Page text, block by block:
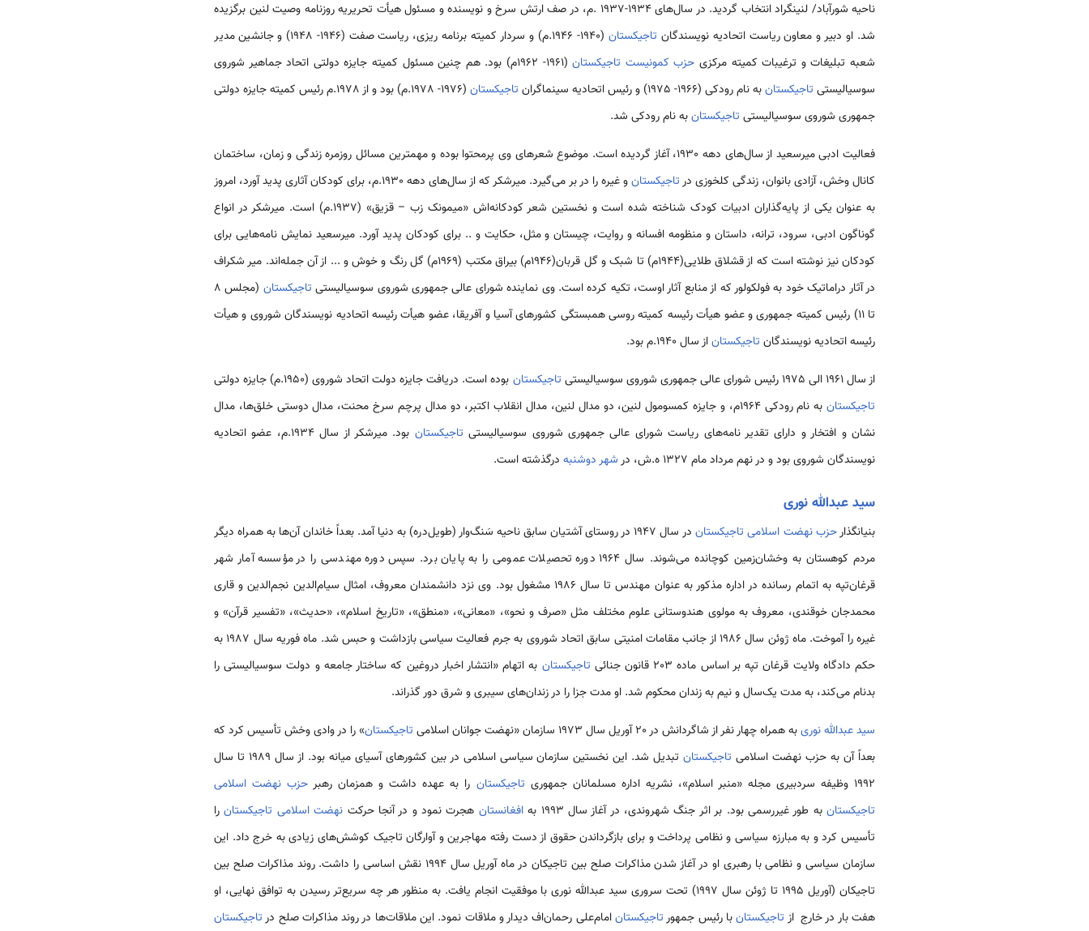
ناحیه شورآباد/ لنینگراد انتخاب گردید. در سال‌های 1934-1937 .م، در صف ارتش سرخ و نویسنده و مسئول هیأت تحریریه روزنامه وصیت لنین برگزیده
شد. او دبیر و معاون ریاست اتحادیه نویسندگان تاجیکستان
(1940- 1946.م) و سردار کمیته برنامه ریزی، ریاست صفت (1946- 1948) و جانشین مدیر
شعبه تبلیغات و ترغیبات کمیته مرکزی حزب کمونیست تاجیکستان
(1961- 1962م) بود. هم چنین مسئول کمیته جایزه دولتی اتحاد جماهیر شوروی
سوسیالیستی تاجیکستانبه نام رودکی (1966- 1975) و رئیس اتحادیه سینماگران تاجیکستان
(1976- 1978.م) بود و از 1978.م رئیس کمیته جایزه دولتی
جمهوری شوروی سوسیالیستی تاجیکستانبه نام رودکی شد.
فعالیت ادبی میرسعید از سال‌های دهه 1930، آغاز گردیده است. موضوع شعرهای وی پرمحتوا بوده و مهمترین مسائل روزمره زندگی و زمان، ساختمان
کانال وخش، آزادی بانوان، زندگی کلخوزی درتاجیکستان
و غیره را در بر می‌گیرد. میرشکر که از سال‌های دهه 1930.م، برای کودکان آثاری پدید آورد، امروز
به عنوان یکی از پایه‌گذاران ادبیات کودک شناخته شده است و نخستین شعر کودکانه‌اش «میمونک زب – قزیق» (1937.م) است. میرشکر در انواع
گوناگون ادبی، سرود، ترانه، داستان و منظومه افسانه و روایت، چیستان و مثل، حکایت و .. برای کودکان پدید آورد. میرسعید نمایش نامه‌هایی برای
کودکان نیز نوشته است که از قشلاق طلایی(1944م) تا شبک و گل قربان(1946م) بیراق مکتب (1969م) گل رنگ و خوش و ... از آن جمله‌اند. میر شکراف
در آثار دراماتیک خود به فولکولور که از منابع آثار اوست، تکیه کرده است. وی نماینده شورای عالی جمهوری شوروی سوسیالیستی تاجیکستان
(مجلس 8
تا 11) رئیس کمیته جمهوری و عضو هیأت رئیسه کمیته روسی همبستگی کشورهای آسیا و آفریقا، عضو هیأت رئیسه اتحادیه نویسندگان شوروی و هیأت
رئیسه اتحادیه نویسندگان تاجیکستاناز سال 1940.م بود.
از سال 1961 الی 1975 رئیس شورای عالی جمهوری شوروی سوسیالیستی تاجیکستان بوده است. دریافت جایزه دولت اتحاد شوروی (1950.م) جایزه دولتی
تاجیکستان
به نام رودکی 1964م، و جایزه کمسومول لنین، دو مدال لنین، مدال انقلاب اکتبر، دو مدال پرچم سرخ محنت، مدال دوستی خلق‌ها، مدال
نشان و افتخار و دارای تقدیر نامه‌های ریاست شورای عالی جمهوری شوروی سوسیالیستی تاجیکستان
بود. میرشکر از سال 1934.م، عضو اتحادیه
نویسندگان شوروی بود و در نهم مرداد مام 1327 ه.ش، در
شهر دوشنبه درگذشته است.
سید عبدالله نوری
بنیانگذارحزب نهضت اسلامی تاجیکستان
در سال 1947 در روستای آشتیان سابق ناحیه سَنگ‌وار (طویل‌دره) به دنیا آمد. بعداً خاندان آن‌ها به همراه دیگر
مردم کوهستان به وخشان‌زمین کوچانده می‌شوند. سال 1964 دوره تحصیلات عمومی را به پایان برد. سپس دوره مهندسی را در مؤسسه آمار شهر
قرغان‌تپه به اتمام رسانده در اداره مذکور به عنوان مهندس تا سال 1986 مشغول بود. وی نزد دانشمندان معروف، امثال سیام‌الدین نجم‌الدین و قاری
محمدجان خوقندی، معروف به مولوی هندوستانی علوم مختلف مثل «صرف و نحو»، «معانی»، «منطق»، «تاریخ اسلام»، «حدیث»، «تفسیر قرآن» و
غیره را آموخت. ماه ژوئن سال 1986 از جانب مقامات امنیتی سابق اتحاد شوروی به جرم فعالیت سیاسی بازداشت و حبس شد. ماه فوریه سال 1987 به
حکم دادگاه ولایت قرغان تپه بر اساس ماده 203 قانون جنائی
تاجیکستان به اتهام «انتشار اخبار دروغین که ساختار جامعه و دولت سوسیالیستی را
بدنام می‌کند، به مدت یک‌سال و نیم به زندان محکوم شد. او مدت جزا را در زندان‌های سیبری و شرق دور گذراند.
سید عبدالله نوریبه همراه چهار نفر از شاگردانش در 20 آوریل سال 1973 سازمان «نهضت جوانان اسلامی تاجیکستان» را در وادی وخش تأسیس کرد که
بعداً آن به حزب نهضت اسلامی تاجیکستان
تبدیل شد. این نخستین سازمان سیاسی اسلامی در بین کشورهای آسیای میانه بود. از سال 1989 تا سال
1992 وظیفه سردبیری مجله «منبر اسلام»، نشریه اداره مسلمانان جمهوری
تاجیکستان را به عهده داشت و همزمان رهبر حزب نهضت اسلامی
تاجیکستان به طور غیررسمی بود. بر اثر جنگ شهروندی، در آغاز سال 1993 به افغانستان هجرت نمود و در آنجا حرکت نهضت اسلامی تاجیکستانرا
تأسیس کرد و به مبارزه سیاسی و نظامی پرداخت و برای بازگرداندن حقوق از دست رفته مهاجرین و آوارگان تاجیک کوشش‌های زیادی به خرج داد. این
سازمان سیاسی و نظامی با رهبری او در آغاز شدن مذاکرات صلح بین تاجیکان در ماه آوریل سال 1994 نقش اساسی را داشت. روند مذاکرات صلح بین
تاجیکان (آوریل 1995 تا ژوئن سال 1997) تحت سروری سید عبدالله نوری با موفقیت انجام یافت. به منظور هر چه سریع‌تر رسیدن به توافق نهایی، او
هفت بار در خارج از تاجیکستانبا رئیس جمهورتاجیکستانامام‌علی رحمان‌اف دیدار و ملاقات نمود. این ملاقات‌ها در روند مذاکرات صلح درتاجیکستان